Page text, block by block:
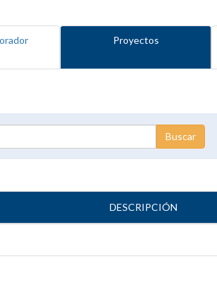
Proyectos
DESCRIPCIÓN